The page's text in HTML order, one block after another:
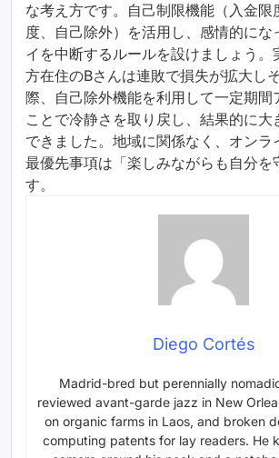
な考え方です。自己制限機能（入金限
度、自己除外）を活用し、感情的にな
イを中断するルールを設けましょう。
方在住のBさんは連敗で損失が拡大し
際、自己除外機能を利用して一定期間
ことで冷静さを取り戻し、結果的に大
できました。地域に関係なく、オンラ
最優先事項は「楽しみながらも自分を
す。
Diego Cortés
Madrid-bred but perennially
reviewed avant-garde jazz in New
on organic farms in Laos, and broken
computing patents for lay readers. He